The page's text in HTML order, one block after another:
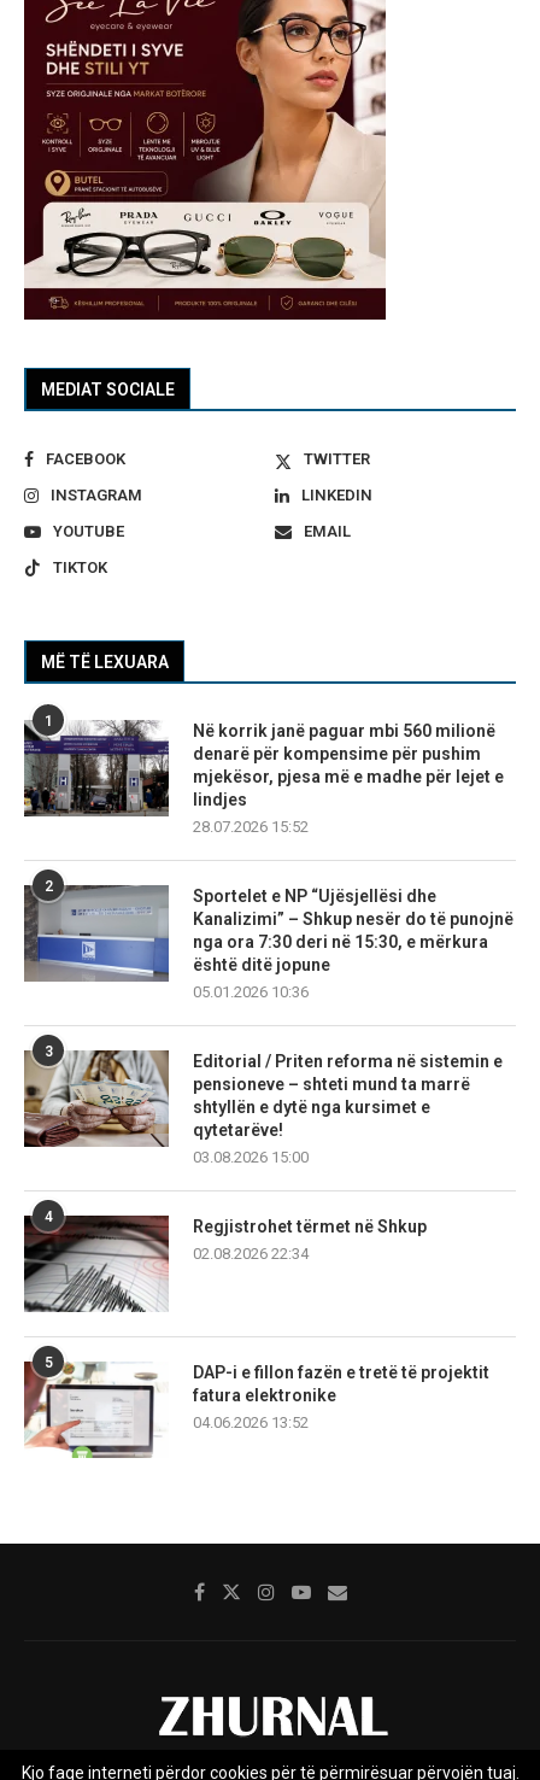
MEDIAT SOCIALE
FACEBOOK
TWITTER
INSTAGRAM
LINKEDIN
YOUTUBE
EMAIL
TIKTOK
MË TË LEXUARA
1
Në korrik janë paguar mbi 560 milionë
denarë për kompensime për pushim
mjekësor, pjesa më e madhe për lejet e
lindjes
28.07.2026 15:52
2
Sportelet e NP “Ujësjellësi dhe
Kanalizimi” – Shkup nesër do të punojnë
nga ora 7:30 deri në 15:30, e mërkura
është ditë jopune
05.01.2026 10:36
3
Editorial / Priten reforma në sistemin e
pensioneve – shteti mund ta marrë
shtyllën e dytë nga kursimet e
qytetarëve!
03.08.2026 15:00
4
Regjistrohet tërmet në Shkup
02.08.2026 22:34
5
DAP-i e fillon fazën e tretë të projektit
fatura elektronike
04.06.2026 13:52
Kjo faqe interneti përdor cookies për të përmirësuar përvojën tuaj.